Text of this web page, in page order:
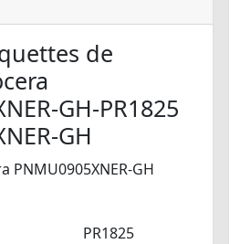
de
GH-PR1825
GH
PNMU0905XNER-GH
PR1825